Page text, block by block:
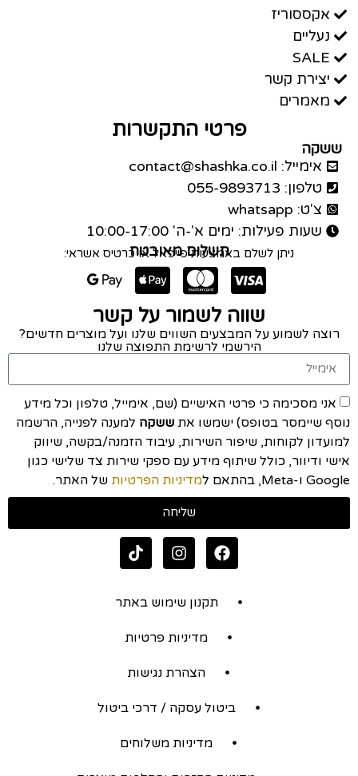
אקססוריז
נעליים
SALE
יצירת קשר
מאמרים
פרטי התקשרות
ששקה
אימייל: contact@shashka.co.il
טלפון: 055-9893713
צ'ט: whatsapp
שעות פעילות: ימים א'-ה' 10:00-17:00
תשלום מאובטח
ניתן לשלם באמצעות פייפאל או כרטיס אשראי:
שווה לשמור על קשר
רוצה לשמוע על המבצעים השווים שלנו ועל מוצרים חדשים?
הירשמי לרשימת התפוצה שלנו
אני מסכימה כי פרטי האישיים (שם, אימייל, טלפון וכל מידע
נוסף שיימסר בטופס) ישמשו את ששקה למענה לפנייה, הרשמה
למועדון לקוחות, שיפור השירות, עיבוד הזמנה/בקשה, שיווק
אישי ודיוור, כולל שיתוף מידע עם ספקי שירות צד שלישי כגון
Google ו-Meta, בהתאם ל
מדיניות הפרטיות של האתר.
שליחה
תקנון שימוש באתר
מדיניות פרטיות
הצהרת נגישות
ביטול עסקה / דרכי ביטול
מדיניות משלוחים